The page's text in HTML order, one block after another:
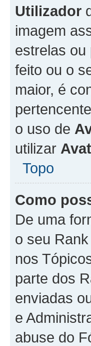
Utilizador
imagem
estrelas ou
feito ou o
maior, é
o uso de
utilizar
Topo
Como
De uma
o seu
nos
parte dos
enviadas
e
abuse do